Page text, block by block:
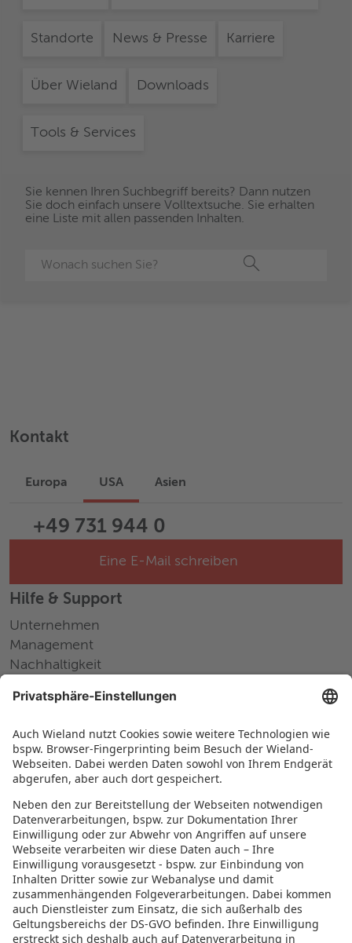
Standorte News & Presse Karriere
Über Wieland Downloads
Tools & Services
Sie kennen Ihren Suchbegriff bereits? Dann nutzen
Sie doch einfach unsere Volltextsuche. Sie erhalten
eine Liste mit allen passenden Inhalten.
Kontakt
Europa USA Asien
+49 731 944 0
Eine E-Mail schreiben
Hilfe & Support
Unternehmen
Management
Nachhaltigkeit
Messen und Events
Karriere
Arbeiten bei Wieland
Jobs Europa
Jobs Nordamerika
Jobs Asien
RECHTLICHES